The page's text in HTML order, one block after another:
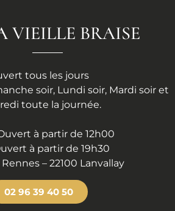
VIEILLE BRAISE
tous les jours
soir, Lundi soir, Mardi soir et
toute la journée.
à partir de 12h00
à partir de 19h30
– 22100 Lanvallay
02 96 39 40 50